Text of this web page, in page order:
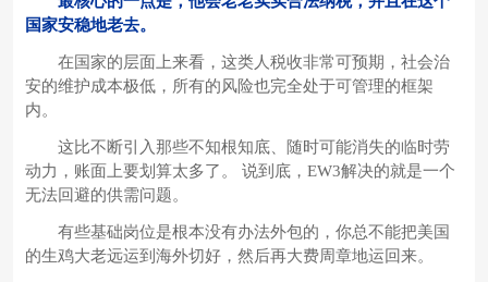
国家安稳地老去。
在国家的层面上来看，这类人税收非常可预期，社会治
安的维护成本极低，所有的风险也完全处于可管理的框架
内。
这比不断引入那些不知根知底、随时可能消失的临时劳
动力，账面上要划算太多了。 说到底，EW3解决的就是一个
无法回避的供需问题。
有些基础岗位是根本没有办法外包的，你总不能把美国
的生鸡大老远运到海外切好，然后再大费周章地运回来。